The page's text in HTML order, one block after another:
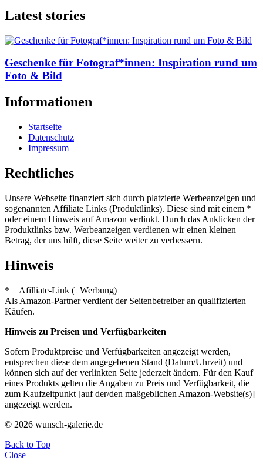
Latest stories
Geschenke für Fotograf*innen: Inspiration rund um
Foto & Bild
Informationen
Startseite
Datenschutz
Impressum
Rechtliches
Unsere Webseite finanziert sich durch platzierte Werbeanzeigen und
sogenannten Affiliate Links (Produktlinks). Diese sind mit einem *
oder einem Hinweis auf Amazon verlinkt. Durch das Anklicken der
Produktlinks bzw. Werbeanzeigen verdienen wir einen kleinen
Betrag, der uns hilft, diese Seite weiter zu verbessern.
Hinweis
* = Afilliate-Link (=Werbung)
Als Amazon-Partner verdient der Seitenbetreiber an qualifizierten
Käufen.
Hinweis zu Preisen und Verfügbarkeiten
Sofern Produktpreise und Verfügbarkeiten angezeigt werden,
entsprechen diese dem angegebenen Stand (Datum/Uhrzeit) und
können sich auf der verlinkten Seite jederzeit ändern. Für den Kauf
eines Produkts gelten die Angaben zu Preis und Verfügbarkeit, die
zum Kaufzeitpunkt [auf der/den maßgeblichen Amazon-Website(s)]
angezeigt werden.
© 2026 wunsch-galerie.de
Back to Top
Close